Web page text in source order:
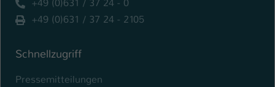
+49 (0)631 / 37 24 - 0
+49 (0)631 / 37 24 - 2105
Schnellzugriff
Pressemitteilungen
Name be_typo_user
Anbieter
Laufzeit